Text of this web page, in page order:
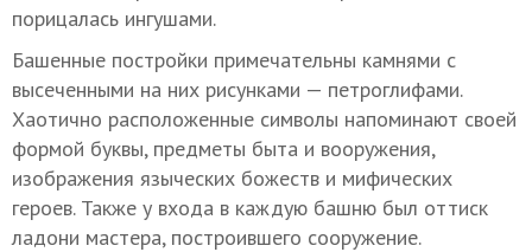
порицалась ингушами.
Башенные постройки примечательны камнями с
высеченными на них рисунками — петроглифами.
Хаотично расположенные символы напоминают своей
формой буквы, предметы быта и вооружения,
изображения языческих божеств и мифических
героев. Также у входа в каждую башню был оттиск
ладони мастера, построившего сооружение.